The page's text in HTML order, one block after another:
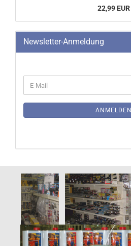
22,99 EUR
Newsletter-Anmeldung
ZUR
E-
Mail
ANMELDEN